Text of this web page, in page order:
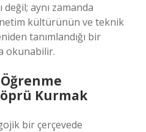
aynı zamanda
kültürünün ve teknik
tanımlandığı bir
okunabilir.
Kurmak
bir çerçevede